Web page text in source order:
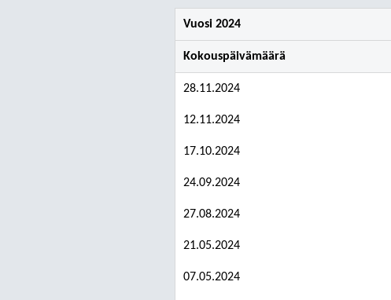
Vuosi 2024
Kokouspäivämäärä
28.11.2024
12.11.2024
17.10.2024
24.09.2024
27.08.2024
21.05.2024
07.05.2024